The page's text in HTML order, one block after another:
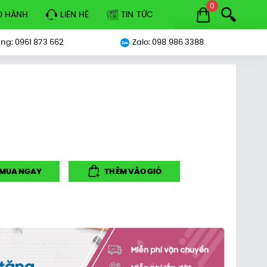
HÀNH LIÊN HỆ TIN TỨC
0
0961 873 662 Zalo: 098 986 3388
NGAY THÊM VÀO GIỎ